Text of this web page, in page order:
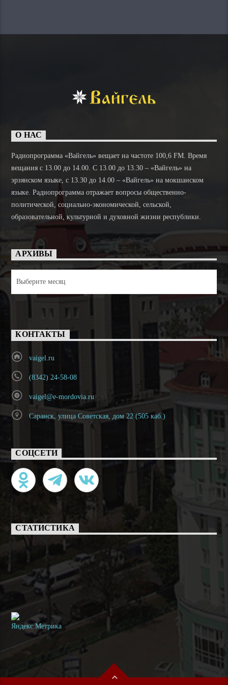
О НАС
Радиопрограмма «Вайгель» вещает на частоте 100,6 FM. Время
вещания с 13.00 до 14.00. C 13.00 до 13.30 – «Вайгель» на
эрзянском языке, с 13.30 до 14.00 – «Вайгель» на мокшанском
языке. Радиопрограмма отражает вопросы общественно-
политической, социально-экономической, сельской,
образовательной, культурной и духовной жизни республики.
АРХИВЫ
КОНТАКТЫ
vaigel.ru
(8342) 24-58-08
vaigel@e-mordovia.ru
Саранск, улица Советская, дом 22 (505 каб.)
СОЦСЕТИ
СТАТИСТИКА